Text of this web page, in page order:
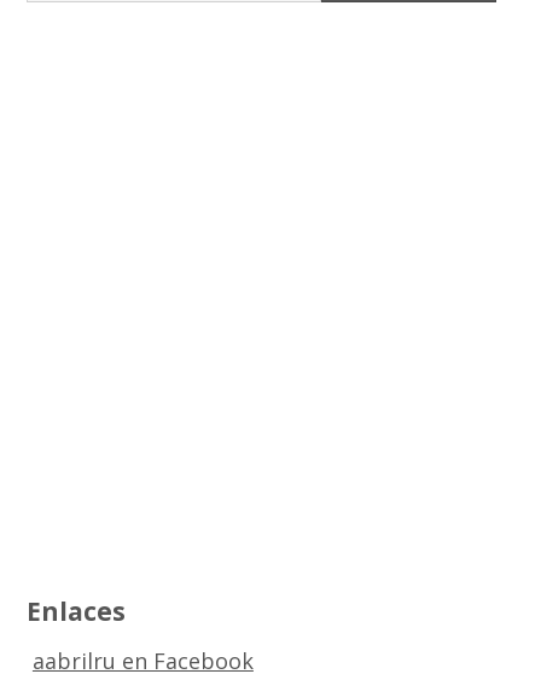
Enlaces
aabrilru en Facebook